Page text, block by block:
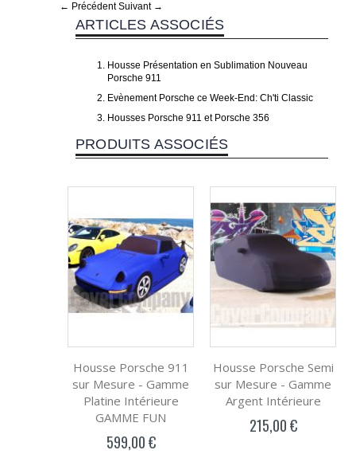
← Précédent Suivant →
ARTICLES ASSOCIÉS
Housse Présentation en Sublimation Nouveau
Porsche 911
Evènement Porsche ce Week-End: Ch'ti Classic
Housses Porsche 911 et Porsche 356
PRODUITS ASSOCIÉS
Housse Porsche 911
sur Mesure - Gamme
Platine Intérieure
GAMME FUN
599,00 €
Housse Porsche Semi
sur Mesure - Gamme
Argent Intérieure
215,00 €